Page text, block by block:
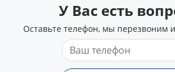
У Вас есть
Оставьте телефон, мы перезвоним